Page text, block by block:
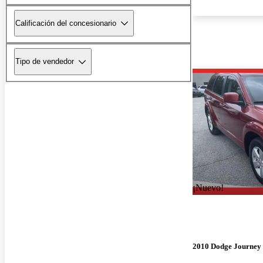
Calificación del concesionario
Tipo de vendedor
¡Nuevo!
2010 Dodge Journey